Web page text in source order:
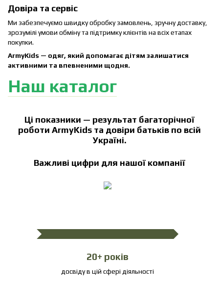
Довіра та сервіс
Ми забезпечуємо швидку обробку замовлень, зручну доставку,
зрозумілі умови обміну та підтримку клієнтів на всіх етапах
покупки.
ArmyKids — одяг, який допомагає дітям залишатися
активними та впевненими щодня.
Наш каталог
Ці показники — результат багаторічної
роботи ArmyKids та довіри батьків по всій
Україні.
Важливі цифри для нашої компанії
20+ років
досвіду в цій сфері діяльності